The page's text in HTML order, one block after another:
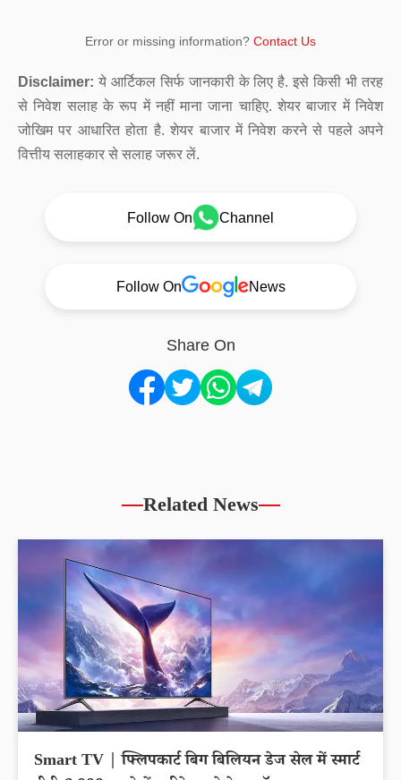
Error or missing information? Contact Us
Disclaimer: ये आर्टिकल सिर्फ जानकारी के लिए है. इसे किसी भी तरह
से निवेश सलाह के रूप में नहीं माना जाना चाहिए. शेयर बाजार में निवेश
जोखिम पर आधारित होता है. शेयर बाजार में निवेश करने से पहले अपने
वित्तीय सलाहकार से सलाह जरूर लें.
Follow On Channel
Follow On News
Share On
Related News
Smart TV | फ्लिपकार्ट बिग बिलियन डेज सेल में स्मार्ट